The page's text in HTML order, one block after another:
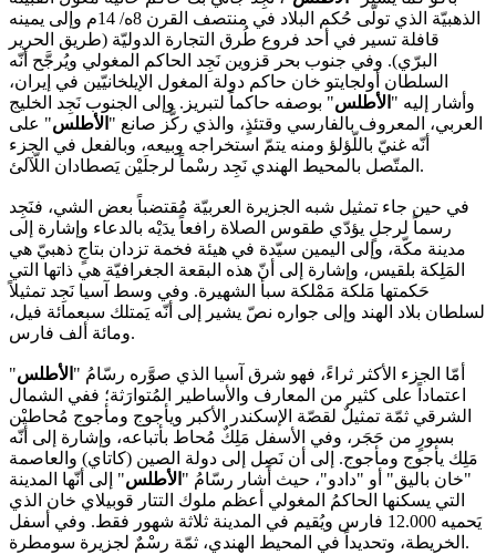
الذهبيّة الذي تولّى حُكم البلاد في منتصف القرن 8ه/ 14م وإلى يمينه
قافلة تسير في أحد فروع طُرق التجارة الدوليّة (طريق الحرير
البرّي). وفي جنوب بحر قزوين نَجِد الحاكم المغولي ويُرجَّح أنّه
السلطان أولجايتو خان حاكم دولة المغول الإيلخانيّين في إيران،
وأشار إليه "الأطلس" بوصفه حاكماً لتبريز. وإلى الجنوب نَجِد الخليج
العربي، المعروف بالفارسي وقتئذٍ، والذي ركَّز صانع "الأطلس" على
أنّه غنيّ باللّؤلؤ ومنه يتمّ استخراجه وبيعه، وبالفعل في الجزء
المتّصل بالمحيط الهندي نَجِد رسْماً لرجلَيْن يَصطادان اللّآلئ.
في حين جاء تمثيل شبه الجزيرة العربيّة مُقتضباً بعض الشي، فنَجِد
رسماً لرجلٍ يؤدّي طقوس الصلاة رافعاً يدَيْه بالدعاء وإشارة إلى
مدينة مكّة، وإلى اليمين سيّدة في هيئة فخمة تزدان بتاجٍ ذهبيّ هي
المَلِكة بلقيس، وإشارة إلى أنّ هذه البقعة الجغرافيّة هي ذاتها التي
حَكمتها مَلكة مَمْلكة سبأ الشهيرة. وفي وسط آسيا نَجِد تمثيلاً
لسلطان بلاد الهند وإلى جواره نصّ يشير إلى أنّه يَمتلك سبعمائة فيل،
ومائة ألف فارس.
أمّا الجزء الأكثر ثراءً، فهو شرق آسيا الذي صوَّره رسّامُ "الأطلس"
اعتماداً على كثير من المعارف والأساطير المُتوارَثة؛ ففي الشمال
الشرقي ثمّة تمثيلٌ لقصّة الإسكندر الأكبر ويأجوج ومأجوج مُحاطيْن
بسورٍ من حَجَر، وفي الأسفل مَلِكٌ مُحاط بأتباعه، وإشارة إلى أنّه
مَلِك يأجوج ومأجوج. إلى أن نَصِل إلى دولة الصين (كاتاي) والعاصمة
"خان باليق" أو "دادو"، حيث أَشار رسّامُ "الأطلس" إلى أنّها المدينة
التي يسكنها الحاكمُ المغولي أعظم ملوك التتار قوبيلاي خان الذي
يَحميه 12.000 فارس ويُقيم في المدينة ثلاثة شهور فقط. وفي أسفل
الخريطة، وتحديداً في المحيط الهندي، ثمّة رسْمٌ لجزيرة سومطرة.